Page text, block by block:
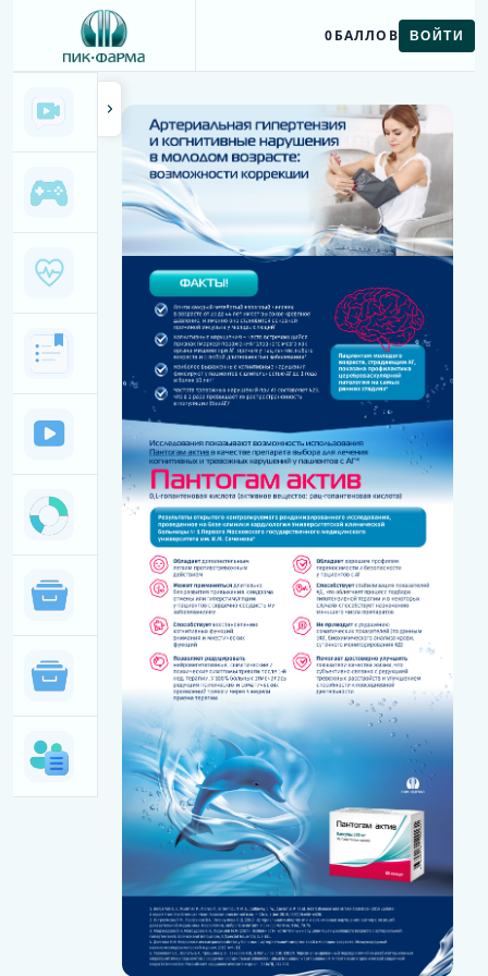
0БАЛЛОВ ВОЙТИ